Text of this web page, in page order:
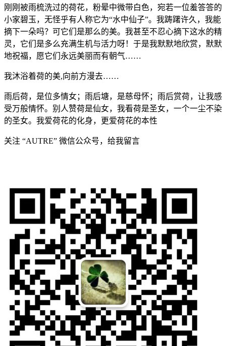
刚刚被雨梳洗过的荷花，粉晕中微带白色，宛若一位羞答答的
小家碧玉，无怪乎有人称它为“水中仙子”。我踌躇许久，我能
摘下一朵吗？可它们是那么的美。我甚至不忍心摘下这水的精
灵，它们是多么充满生机与活力呀！于是我默默地欣赏，默默
地祝福，愿它们永远美丽而有朝气……
我沐浴着荷的美,向前方漫去……
雨后荷，是位多情女；雨后塘，是慈母怀；雨后赏荷，让我感
受万般情怀。别人赞荷是仙女，我看荷是圣女，一个一尘不染
的圣女。我爱荷花的化身，更爱荷花的本性
关注 “AUTRE” 微信公众号，给我留言